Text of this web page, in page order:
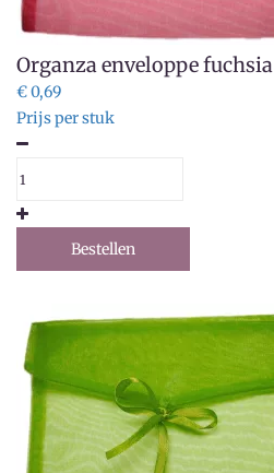
Organza enveloppe fuchsia
€ 0,69
Prijs per stuk
Bestellen